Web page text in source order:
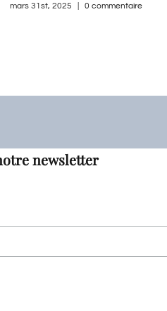
mars 31st, 2025 0 commentaire
newsletter